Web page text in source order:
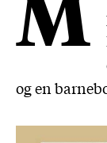
og en